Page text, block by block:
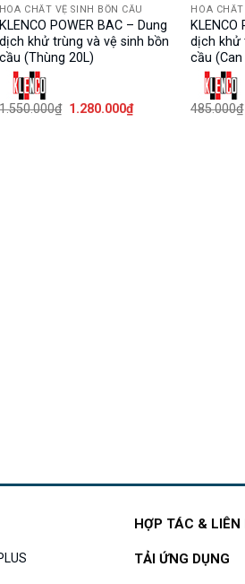
HÓA CHẤT VỆ SINH BỒN CẦU
KLENCO POWER BAC – Dung
dịch khử trùng và vệ sinh bồn
cầu (Thùng 20L)
1.550.000₫ Giá
1.280.000₫Giá
hiện
HÓA
KLENCO
dịch khử
cầu (Can
485.000₫
HỢP TÁC & LIÊN
TẢI ỨNG DỤNG